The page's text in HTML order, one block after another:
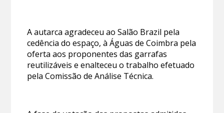
A autarca agradeceu ao Salão Brazil pela
cedência do espaço, à Águas de Coimbra pela
oferta aos proponentes das garrafas
reutilizáveis e enalteceu o trabalho efetuado
pela Comissão de Análise Técnica.